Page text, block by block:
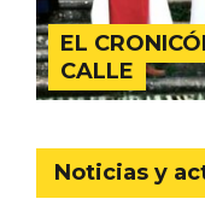
EL
CALLE
Noticias y